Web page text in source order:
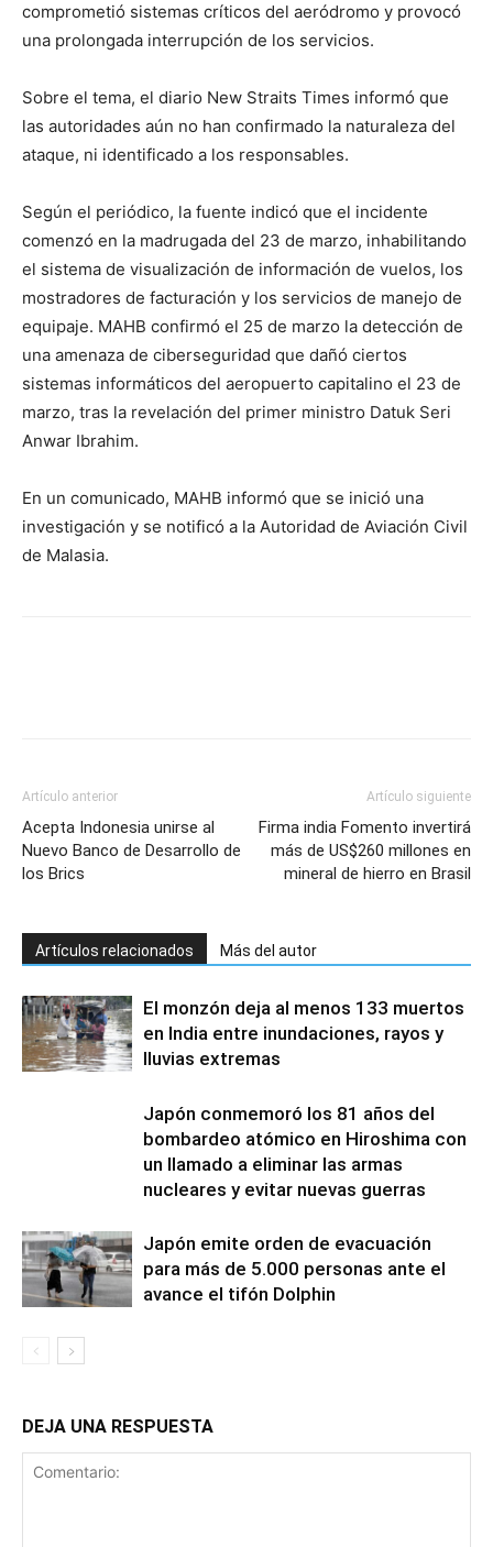
comprometió sistemas críticos del aeródromo y provocó
una prolongada interrupción de los servicios.
Sobre el tema, el diario New Straits Times informó que
las autoridades aún no han confirmado la naturaleza del
ataque, ni identificado a los responsables.
Según el periódico, la fuente indicó que el incidente
comenzó en la madrugada del 23 de marzo, inhabilitando
el sistema de visualización de información de vuelos, los
mostradores de facturación y los servicios de manejo de
equipaje. MAHB confirmó el 25 de marzo la detección de
una amenaza de ciberseguridad que dañó ciertos
sistemas informáticos del aeropuerto capitalino el 23 de
marzo, tras la revelación del primer ministro Datuk Seri
Anwar Ibrahim.
En un comunicado, MAHB informó que se inició una
investigación y se notificó a la Autoridad de Aviación Civil
de Malasia.
Artículo anterior
Acepta Indonesia unirse al
Nuevo Banco de Desarrollo de
los Brics
Artículo siguiente
Firma india Fomento invertirá
más de US$260 millones en
mineral de hierro en Brasil
Artículos relacionados Más del autor
El monzón deja al menos 133 muertos
en India entre inundaciones, rayos y
lluvias extremas
Japón conmemoró los 81 años del
bombardeo atómico en Hiroshima con
un llamado a eliminar las armas
nucleares y evitar nuevas guerras
Japón emite orden de evacuación
para más de 5.000 personas ante el
avance el tifón Dolphin
DEJA UNA RESPUESTA